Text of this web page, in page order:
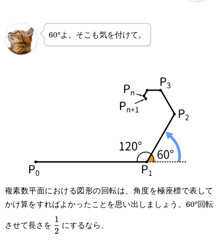
60°よ。そこも気を付けて。
複素数平面における図形の回転は、角度を極座標で表して
かけ算をすればよかったことを思い出しましょう。60°回転
させて長さを \displaystyle\frac{1}
{2}
2
1 にするなら、